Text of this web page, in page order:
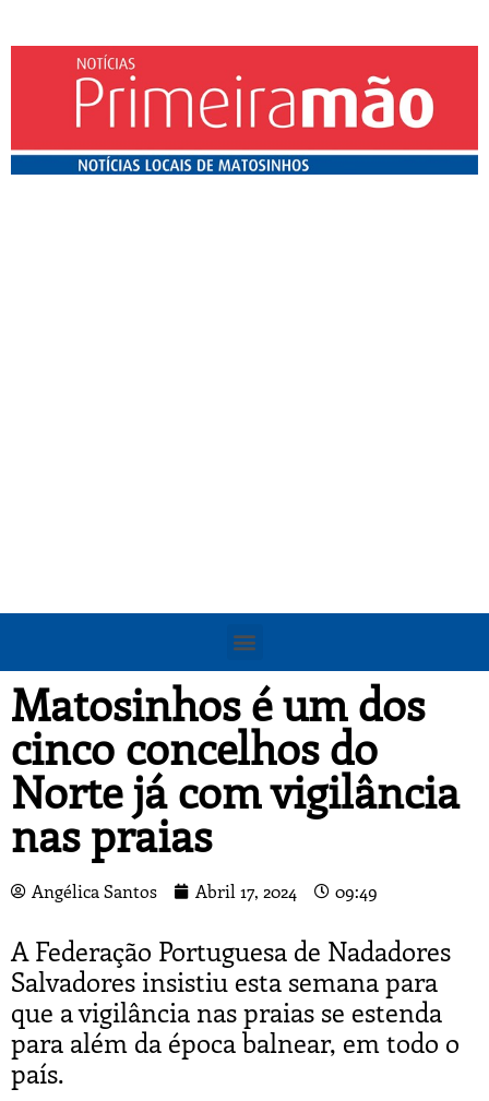
Matosinhos é um dos
cinco concelhos do
Norte já com vigilância
nas praias
Angélica Santos Abril 17, 2024 09:49
A Federação Portuguesa de Nadadores
Salvadores insistiu esta semana para
que a vigilância nas praias se estenda
para além da época balnear, em todo o
país.